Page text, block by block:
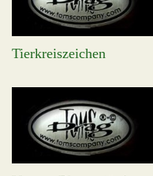
Tierkreiszeichen